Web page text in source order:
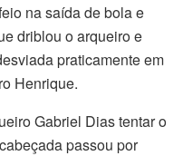
na saída de bola e
driblou o arqueiro e
praticamente em
Henrique.
Gabriel Dias tentar o
passou por